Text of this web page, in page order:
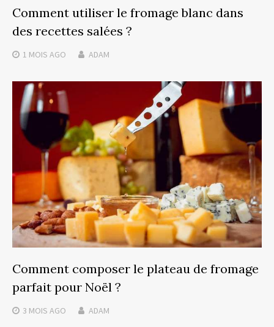
Comment utiliser le fromage blanc dans
des recettes salées ?
1 MOIS AGO ADAM
Comment composer le plateau de fromage
parfait pour Noël ?
3 MOIS AGO ADAM